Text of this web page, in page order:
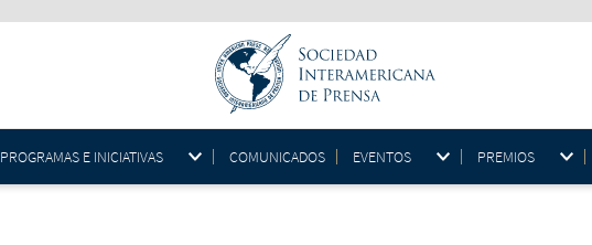
PROGRAMAS E INICIATIVAS COMUNICADOS EVENTOS PREMIOS